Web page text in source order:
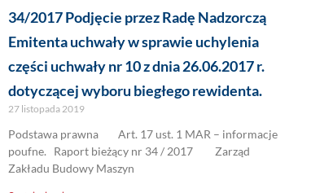
34/2017 Podjęcie przez Radę Nadzorczą
Emitenta uchwały w sprawie uchylenia
części uchwały nr 10 z dnia 26.06.2017 r.
dotyczącej wyboru biegłego rewidenta.
27 listopada 2019
Podstawa prawna Art. 17 ust. 1 MAR – informacje
poufne. Raport bieżący nr 34 / 2017 Zarząd
Zakładu Budowy Maszyn